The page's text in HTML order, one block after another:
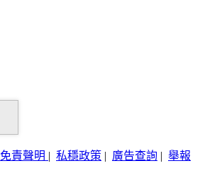
免責聲明 | 私穩政策 | 廣告查詢 | 舉報